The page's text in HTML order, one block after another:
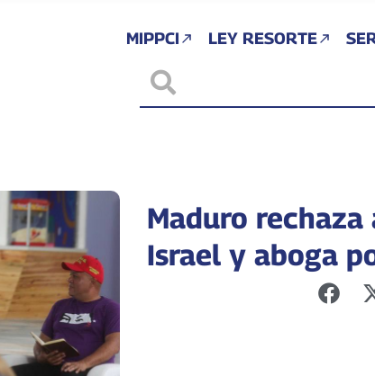
MIPPCI LEY RESORTE
Maduro rechaza
Israel y aboga